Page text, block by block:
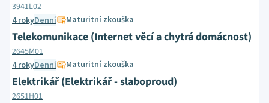
3941L02
4 rokyDenní Maturitní zkouška
Telekomunikace (Internet věcí a chytrá domácnost)
2645M01
4 rokyDenní Maturitní zkouška
Elektrikář (Elektrikář - slaboproud)
2651H01